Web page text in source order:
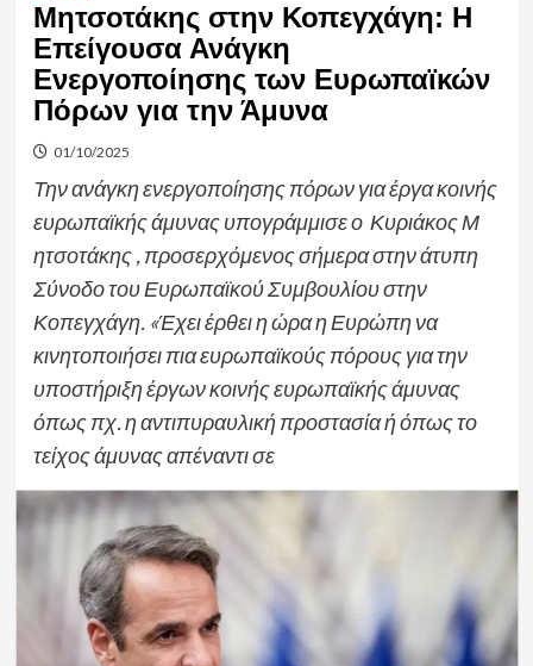
Μητσοτάκης στην Κοπεγχάγη: Η
Επείγουσα Ανάγκη
Ενεργοποίησης των Ευρωπαϊκών
Πόρων για την Άμυνα
01/10/2025
Την ανάγκη ενεργοποίησης πόρων για έργα κοινής
ευρωπαϊκής άμυνας υπογράμμισε ο Κυριάκος Μ
ητσοτάκης , προσερχόμενος σήμερα στην άτυπη
Σύνοδο του Ευρωπαϊκού Συμβουλίου στην
Κοπεγχάγη. «Έχει έρθει η ώρα η Ευρώπη να
κινητοποιήσει πια ευρωπαϊκούς πόρους για την
υποστήριξη έργων κοινής ευρωπαϊκής άμυνας
όπως πχ. η αντιπυραυλική προστασία ή όπως το
τείχος άμυνας απέναντι σε